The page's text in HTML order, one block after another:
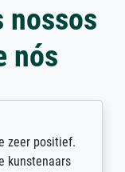
nossos
nós
positief.